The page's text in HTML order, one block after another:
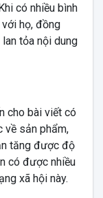
có nhiều bình
họ, đồng
tỏa nội dung
cho bài viết có
về sản phẩm,
tăng được độ
có được nhiều
xã hội này.